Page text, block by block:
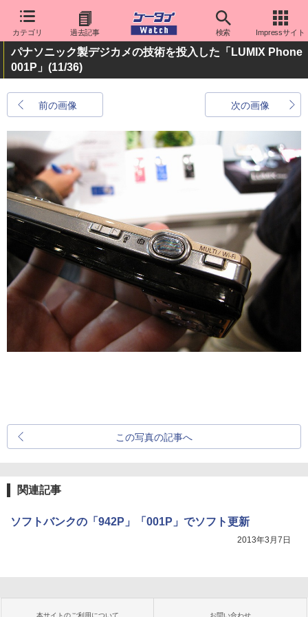
カテゴリ 過去記事 検索 Impressサイト
パナソニック製デジカメの技術を投入した「LUMIX Phone
001P」 (11/36)
前の画像 次の画像
この写真の記事へ
関連記事
ソフトバンクの「942P」「001P」でソフト更新
2013年3月7日
本サイトのご利用について お問い合わせ